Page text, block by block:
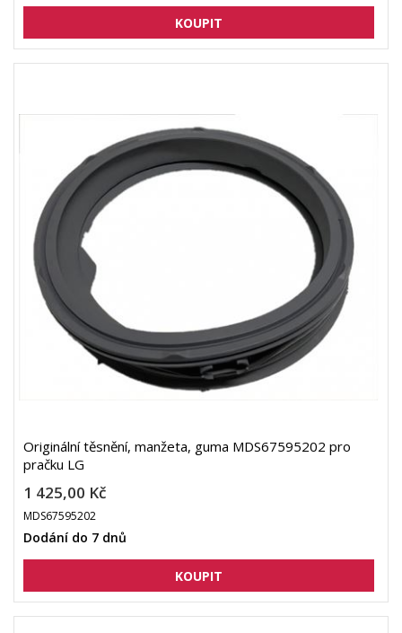
Originální těsnění, manžeta, guma MDS67595202 pro
pračku LG
1 425,00 Kč
MDS67595202
Dodání do 7 dnů